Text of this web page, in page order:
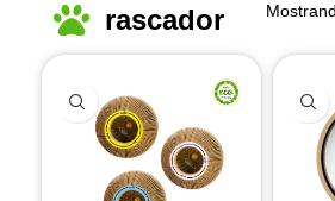
rascador